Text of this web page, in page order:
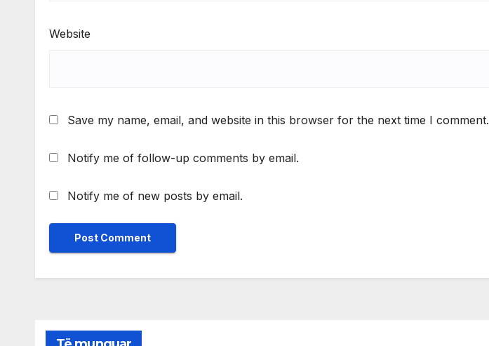
Website
Save my name, email, and website in this browser for the next time I comment.
Notify me of follow-up comments by email.
Notify me of new posts by email.